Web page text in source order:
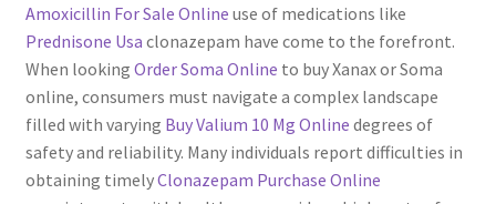
Amoxicillin For Sale Online use of medications like
Prednisone Usa clonazepam have come to the forefront.
When looking Order Soma Online to buy Xanax or Soma
online, consumers must navigate a complex landscape
filled with varying Buy Valium 10 Mg Online degrees of
safety and reliability. Many individuals report difficulties in
obtaining timelyClonazepam Purchase Online